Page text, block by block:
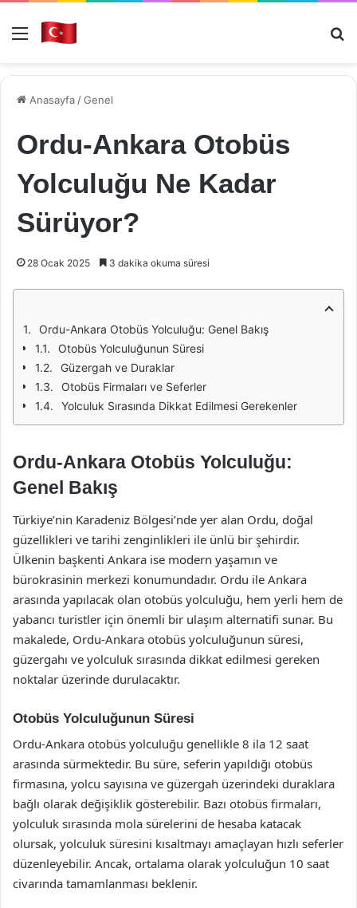
Menü
Anasayfa /Genel
Ordu-Ankara Otobüs
Yolculuğu Ne Kadar
Sürüyor?
28 Ocak 2025 3 dakika okuma süresi
Ordu-Ankara Otobüs Yolculuğu: Genel Bakış
Otobüs Yolculuğunun Süresi
Güzergah ve Duraklar
Otobüs Firmaları ve Seferler
Yolculuk Sırasında Dikkat Edilmesi Gerekenler
Ordu-Ankara Otobüs Yolculuğu:
Genel Bakış
Türkiye’nin Karadeniz Bölgesi’nde yer alan Ordu, doğal
güzellikleri ve tarihi zenginlikleri ile ünlü bir şehirdir.
Ülkenin başkenti Ankara ise modern yaşamın ve
bürokrasinin merkezi konumundadır. Ordu ile Ankara
arasında yapılacak olan otobüs yolculuğu, hem yerli hem de
yabancı turistler için önemli bir ulaşım alternatifi sunar. Bu
makalede, Ordu-Ankara otobüs yolculuğunun süresi,
güzergahı ve yolculuk sırasında dikkat edilmesi gereken
noktalar üzerinde durulacaktır.
Otobüs Yolculuğunun Süresi
Ordu-Ankara otobüs yolculuğu genellikle 8 ila 12 saat
arasında sürmektedir. Bu süre, seferin yapıldığı otobüs
firmasına, yolcu sayısına ve güzergah üzerindeki duraklara
bağlı olarak değişiklik gösterebilir. Bazı otobüs firmaları,
yolculuk sırasında mola sürelerini de hesaba katacak
olursak, yolculuk süresini kısaltmayı amaçlayan hızlı seferler
düzenleyebilir. Ancak, ortalama olarak yolculuğun 10 saat
civarında tamamlanması beklenir.